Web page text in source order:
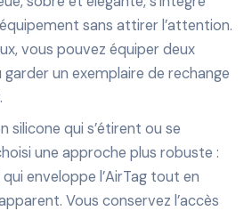
sans attirer l’attention.
vous pouvez équiper deux
un exemplaire de rechange
silicone qui s’étirent ou se
une approche plus robuste :
enveloppe l’AirTag tout en
Vous conservez l’accès